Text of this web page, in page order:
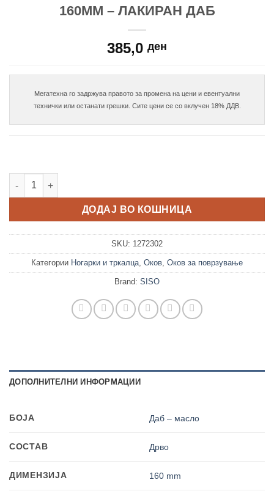
160MM – ЛАКИРАН ДАБ
385,0 ден
Мегатехна го задржува правото за промена на цени и евентуални
ногарка дрвена „ФРИДА“ Ф59 х 160mm - лакиран даб
ДОДАЈ ВО КОШНИЦА
SKU: 1272302
Категории Ногарки и тркалца Оков Оков за поврзување
Brand: SISO
ДОПОЛНИТЕЛНИ ИНФОРМАЦИИ
БОЈА Даб – масло
СОСТАВ Дрво
ДИМЕНЗИЈА 160 mm